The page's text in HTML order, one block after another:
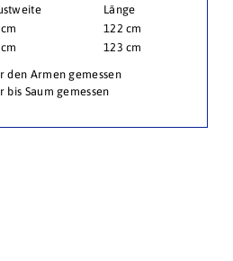
Länge
122 cm
123 cm
den Armen gemessen
bis Saum gemessen